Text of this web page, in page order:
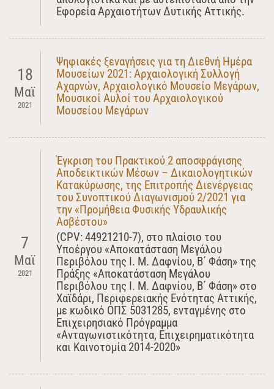
Εφορεία Αρχαιοτήτων Δυτικής Αττικής.
18
Μαϊ
2021
Ψηφιακές ξεναγήσεις για τη Διεθνή Ημέρα
Μουσείων 2021: Αρχαιολογική Συλλογή
Αχαρνών, Αρχαιολογικό Μουσείο Μεγάρων,
Μουσικοί Αυλοί του Αρχαιολογικού
Μουσείου Μεγάρων
7
Μαϊ
2021
Έγκριση του Πρακτικού 2 αποσφράγισης
Αποδεικτικών Μέσων – Δικαιολογητικών
Κατακύρωσης, της Επιτροπής Διενέργειας
του Συνοπτικού Διαγωνισμού 2/2021 για
την «Προμήθεια Φυσικής Υδραυλικής
Ασβέστου»
(CPV: 44921210-7), στο πλαίσιο του
Yποέργου «Αποκατάσταση Μεγάλου
Περιβόλου της Ι. Μ. Δαφνίου, Β΄ Φάση» της
Πράξης «Αποκατάσταση Μεγάλου
Περιβόλου της Ι. Μ. Δαφνίου, Β΄ Φάση» στο
Χαϊδάρι, Περιφερειακής Ενότητας Αττικής,
με κωδικό ΟΠΣ 5031285, ενταγμένης στο
Επιχειρησιακό Πρόγραμμα
«Ανταγωνιστικότητα, Επιχειρηματικότητα
και Καινοτομία 2014-2020»